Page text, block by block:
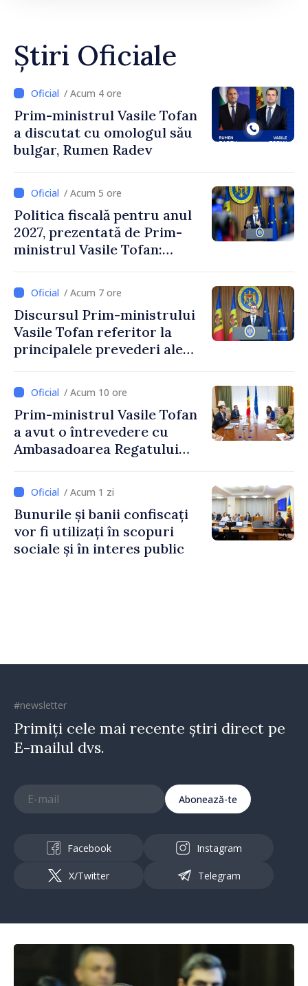
Știri Oficiale
/ Acum 4 ore
Prim-ministrul Vasile Tofan
a discutat cu omologul său
bulgar, Rumen Radev
/ Acum 5 ore
Politica fiscală pentru anul
2027, prezentată de Prim-
ministrul Vasile Tofan:
stimularea investițiilor și o
taxare mai echitabilă
/ Acum 7 ore
Discursul Prim-ministrului
Vasile Tofan referitor la
principalele prevederi ale
2027
/ Acum 10 ore
Prim-ministrul Vasile Tofan
a avut o întrevedere cu
Ambasadoarea Regatului
Irlandei de Nord, Fern
Horine / Acum 1 zi
Bunurile și banii confiscați
vor fi utilizați în scopuri
sociale și în interes public
#newsletter
Primiți cele mai recente știri direct pe
E-mailul dvs.
Abonează-te
Facebook Instagram
X/Twitter Telegram